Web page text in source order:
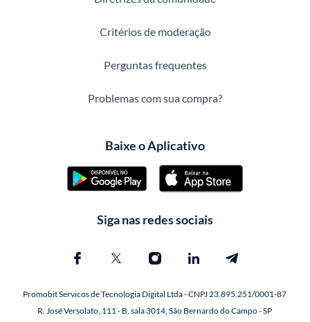
Critérios de moderação
Perguntas frequentes
Problemas com sua compra?
Baixe o Aplicativo
Siga nas redes sociais
Promobit Servicos de Tecnologia Digital Ltda - CNPJ 23.895.251/0001-87
R. José Versolato, 111 - B, sala 3014, São Bernardo do Campo - SP